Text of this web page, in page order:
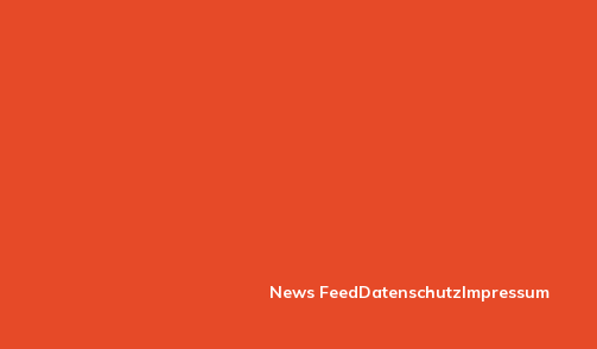
News FeedDatenschutzImpressum